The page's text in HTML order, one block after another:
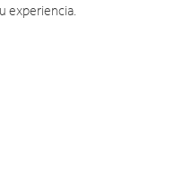
experiencia.